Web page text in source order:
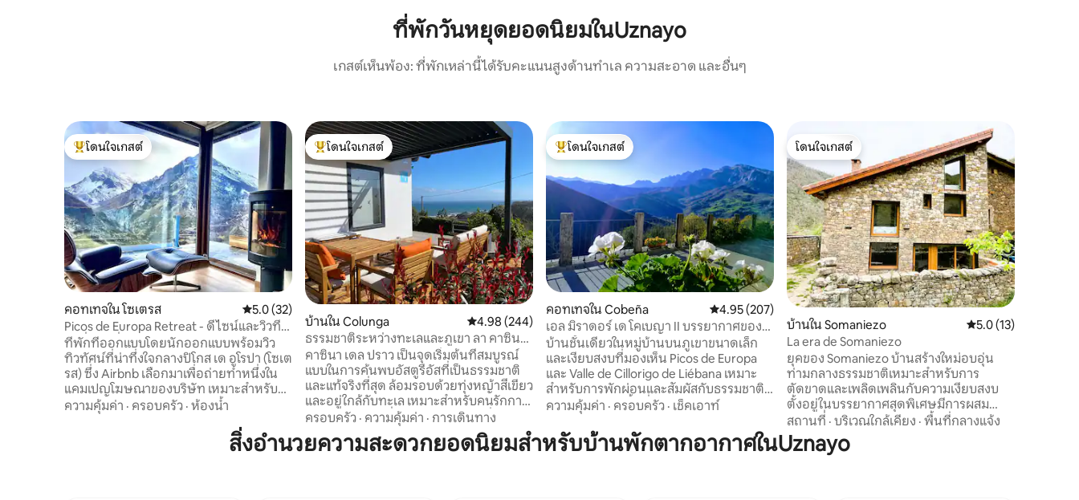
ที่พักวันหยุดยอดนิยมในUznayo
เกสต์เห็นพ้อง: ที่พักเหล่านี้ได้รับคะแนนสูงด้านทำเล ความสะอาด และอื่นๆ
โดนใจเกสต์ที่สุด
โดนใจเกสต์
คอทเทจใน โซเตรส คะแนนเฉลี่ย 5.0 จาก 5, 32 รีวิว
5.0 (32)
Picos de Europa Retreat - ดีไซน์และวิวที่
น่าตื่นตาตื่นใจ
ที่พักที่ออกแบบโดยนักออกแบบพร้อมวิว
ทิวทัศน์ที่น่าทึ่งใจกลางปิโกส เด อูโรปา (โซเต
รส) ซึ่ง Airbnb เลือกมาเพื่อถ่ายทำหนึ่งใน
แคมเปญโฆษณาของบริษัท เหมาะสำหรับ
การพักผ่อน การทำงานทางไกล หรือการ
สำรวจเส้นทางเดินเขาได้โดยตรงจากหน้า
ประตูของคุณ บ้านใหม่เอี่ยม ไม่เหมือนใคร
พร้อมวิวภูเขาที่สวยงาม สิ่งอำนวยความ
ความคุ้มค่า · ครอบครัว · ห้องน้ำ
โดนใจเกสต์ที่สุด
โดนใจเกสต์
บ้านใน Colunga คะแนนเฉลี่ย 4.98 จาก 5, 244 รีวิว
4.98 (244)
ธรรมชาติระหว่างทะเลและภูเขา ลา คาซินา
เดล ปราว
คาซินา เดล ปราว เป็นจุดเริ่มต้นที่สมบูรณ์
แบบในการค้นพบอัสตูรีอัสที่เป็นธรรมชาติ
และแท้จริงที่สุด ล้อมรอบด้วยทุ่งหญ้าสีเขียว
และอยู่ใกล้กับทะเล เหมาะสำหรับคนรักการ
เดินป่า การโต้คลื่น และอาหารท้องถิ่น
พร้อมการเข้าถึงชายหาดและเส้นทางที่
สวยงามได้อย่างรวดเร็ว ห่างออกไปไม่กี่นาที
ครอบครัว · ความคุ้มค่า · การเดินทาง
โดนใจเกสต์ที่สุด
โดนใจเกสต์
คอทเทจใน Cobeña คะแนนเฉลี่ย 4.95 จาก 5, 207 รีวิว
4.95 (207)
เอล มิราดอร์ เด โคเบญา II บรรยากาศของ
เมืองลีเบนาในเมืองปิโกส
บ้านชั้นเดียวในหมู่บ้านบนภูเขาขนาดเล็ก
และเงียบสงบที่มองเห็น Picos de Europa
และ Valle de Cillorigo de Liébana เหมาะ
สำหรับการพักผ่อนและสัมผัสกับธรรมชาติ
เมืองหลวงของพื้นที่อยู่ห่างออกไป 7 กม.
ห่างออกไป 35 กม. เรามีรถเคเบิล Fuente Dé
ที่ขึ้นไปยัง Picos และห่างจากชายหาด San
Vicente de la Barquera 50 กม. ห้องพัก
ความคุ้มค่า · ครอบครัว · เช็คเอาท์
โดนใจเกสต์
โดนใจเกสต์
บ้านใน Somaniezo คะแนนเฉลี่ย 5.0 จาก
5.0 (13)
La era de Somaniezo
ยุคของ Somaniezo บ้านสร้างใหม่อบอุ่น
ท่ามกลางธรรมชาติเหมาะสำหรับการ
ตัดขาดและเพลิดเพลินกับความเงียบสงบ
ตั้งอยู่ในบรรยากาศสุดพิเศษมีการผสม
ผสานที่ลงตัวของการพักผ่อนการผจญภัย
และการทำอาหารพร้อมกิจกรรมกลางแจ้งที่
ไม่มีที่สิ้นสุด ตั้งอยู่ใจกลาง Picos de Europa
สถานที่ · บริเวณใกล้เคียง · พื้นที่กลางแจ้ง
สิ่งอำนวยความสะดวกยอดนิยมสำหรับบ้านพักตากอากาศในUznayo